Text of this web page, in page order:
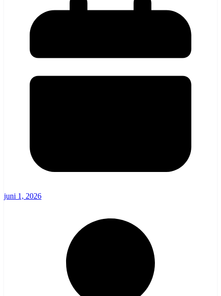
juni 1, 2026